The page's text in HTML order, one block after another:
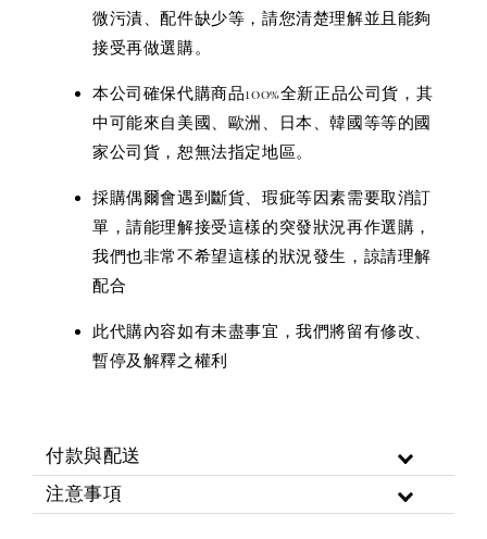
微污漬、配件缺少等，請您清楚理解並且能夠
接受再做選購。
本公司確保代購商品100%全新正品公司貨，其
中可能來自美國、歐洲、日本、韓國等等的國
家公司貨，恕無法指定地區。
採購偶爾會遇到斷貨、瑕疵等因素需要取消訂
單，請能理解接受這樣的突發狀況再作選購，
我們也非常不希望這樣的狀況發生，諒請理解
配合
此代購內容如有未盡事宜，我們將留有修改、
暫停及解釋之權利
付款與配送
注意事項